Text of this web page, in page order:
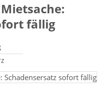
fällig